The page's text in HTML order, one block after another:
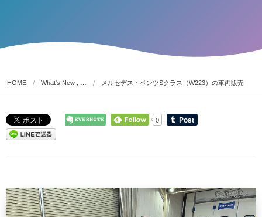
HOME What's New , … メルセデス・ベンツSクラス（W223）の車両販売
0